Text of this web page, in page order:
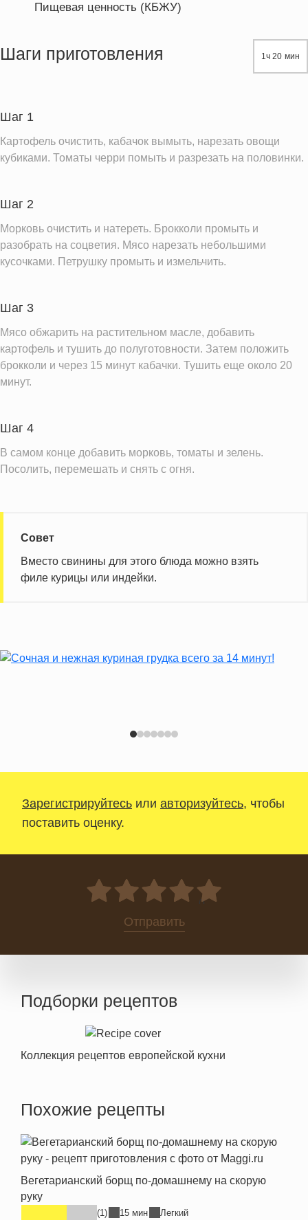
Пищевая ценность (КБЖУ)
Жиры
Пищевые волокна
Натрий
Кальций
81.2 мг
Калий
Насыщенные жиры
0.9 г
Добавленный сахар
0.9 ч.л.
Шаги приготовления 1ч 20 мин
Шаг 1
Картофель очистить, кабачок вымыть, нарезать овощи
кубиками. Томаты черри помыть и разрезать на половинки.
Шаг 2
Морковь очистить и натереть. Брокколи промыть и
разобрать на соцветия. Мясо нарезать небольшими
кусочками. Петрушку промыть и измельчить.
Шаг 3
Мясо обжарить на растительном масле, добавить
картофель и тушить до полуготовности. Затем положить
брокколи и через 15 минут кабачки. Тушить еще около 20
минут.
Шаг 4
В самом конце добавить морковь, томаты и зелень.
Посолить, перемешать и снять с огня.
Совет
Вместо свинины для этого блюда можно взять
филе курицы или индейки.
Зарегистрируйтесь или авторизуйтесь, чтобы
поставить оценку.
0
Отправить
Подборки рецептов
Коллекция рецептов европейской кухни
Похожие рецепты
Вегетарианский борщ по-домашнему на скорую
руку
(1) 15 мин Легкий